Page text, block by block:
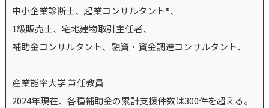
中小企業診断士、起業コンサルタント®、
1級販売士、宅地建物取引主任者、
補助金コンサルタント、融資・資金調達コンサルタント、
産業能率大学 兼任教員
2024年現在、各種補助金の累計支援件数は300件を超える。